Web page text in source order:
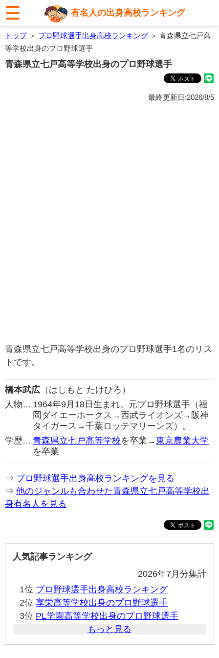
有名人の出身高校ランキング
トップ＞ プロ野球選手出身高校ランキング ＞ 青森県立七戸高
等学校出身のプロ野球選手
青森県立七戸高等学校出身のプロ野球選手
最終更新日:2026/8/5
青森県立七戸高等学校出身のプロ野球選手1名のリス
トです。
橋本武広 （はしもと たけひろ）
人物… 1964年9月18日生まれ。元プロ野球選手（福
岡ダイエーホークス→西武ライオンズ→阪神
タイガース→千葉ロッテマリーンズ）。
学歴… 青森県立七戸高等学校を卒業→東京農業大学
を卒業
⇒ プロ野球選手出身高校ランキングを見る
⇒ 他のジャンルも合わせた青森県立七戸高等学校出
身有名人を見る
人気記事ランキング
2026年7月分集計
1位 プロ野球選手出身高校ランキング
2位 享栄高等学校出身のプロ野球選手
3位 PL学園高等学校出身のプロ野球選手
もっと見る